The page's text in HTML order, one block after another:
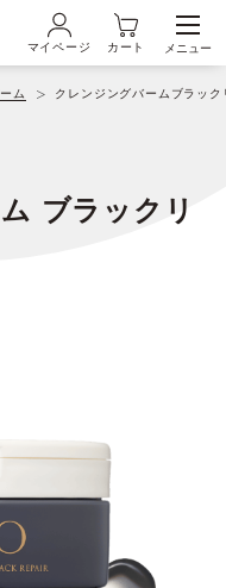
マイページ カート メニュー
ム クレンジングバームブラック
ブラックリ